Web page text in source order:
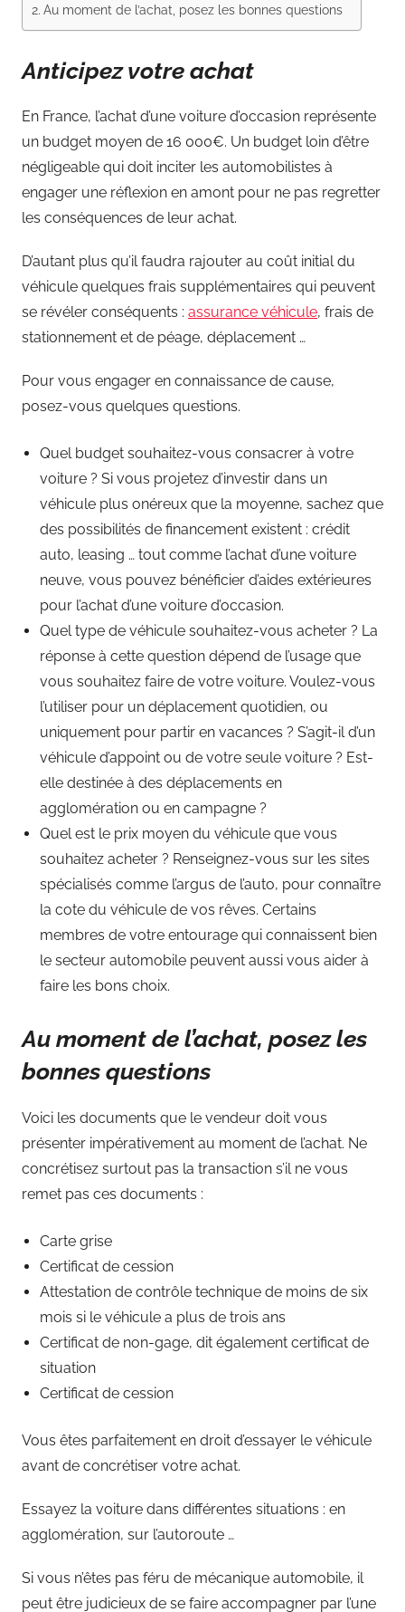
Au moment de l’achat, posez les bonnes questions
Anticipez votre achat
En France, l’achat d’une voiture d’occasion représente
un budget moyen de 16 000€. Un budget loin d’être
négligeable qui doit inciter les automobilistes à
engager une réflexion en amont pour ne pas regretter
les conséquences de leur achat.
D’autant plus qu’il faudra rajouter au coût initial du
véhicule quelques frais supplémentaires qui peuvent
se révéler conséquents : assurance véhicule, frais de
stationnement et de péage, déplacement …
Pour vous engager en connaissance de cause,
posez-vous quelques questions.
Quel budget souhaitez-vous consacrer à votre
voiture ? Si vous projetez d’investir dans un
véhicule plus onéreux que la moyenne, sachez que
des possibilités de financement existent : crédit
auto, leasing … tout comme l’achat d’une voiture
neuve, vous pouvez bénéficier d’aides extérieures
pour l’achat d’une voiture d’occasion.
Quel type de véhicule souhaitez-vous acheter ? La
réponse à cette question dépend de l’usage que
vous souhaitez faire de votre voiture. Voulez-vous
l’utiliser pour un déplacement quotidien, ou
uniquement pour partir en vacances ? S’agit-il d’un
véhicule d’appoint ou de votre seule voiture ? Est-
elle destinée à des déplacements en
agglomération ou en campagne ?
Quel est le prix moyen du véhicule que vous
souhaitez acheter ? Renseignez-vous sur les sites
spécialisés comme l’argus de l’auto, pour connaître
la cote du véhicule de vos rêves. Certains
membres de votre entourage qui connaissent bien
le secteur automobile peuvent aussi vous aider à
faire les bons choix.
Au moment de l’achat, posez les
bonnes questions
Voici les documents que le vendeur doit vous
présenter impérativement au moment de l’achat. Ne
concrétisez surtout pas la transaction s’il ne vous
remet pas ces documents :
Carte grise
Certificat de cession
Attestation de contrôle technique de moins de six
mois si le véhicule a plus de trois ans
Certificat de non-gage, dit également certificat de
situation
Certificat de cession
Vous êtes parfaitement en droit d’essayer le véhicule
avant de concrétiser votre achat.
Essayez la voiture dans différentes situations : en
agglomération, sur l’autoroute …
Si vous n’êtes pas féru de mécanique automobile, il
peut être judicieux de se faire accompagner par l’une